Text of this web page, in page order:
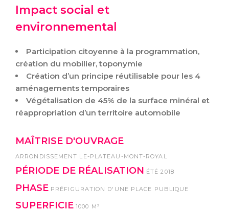
Impact social et
environnemental
Participation citoyenne à la programmation,
création du mobilier, toponymie
Création d’un principe réutilisable pour les 4
aménagements temporaires
Végétalisation de 45% de la surface minéral et
réappropriation d’un territoire automobile
MAÎTRISE D'OUVRAGE
ARRONDISSEMENT LE-PLATEAU-MONT-ROYAL
PÉRIODE DE RÉALISATION ÉTÉ 2018
PHASE PRÉFIGURATION D'UNE PLACE PUBLIQUE
SUPERFICIE 1000 M²